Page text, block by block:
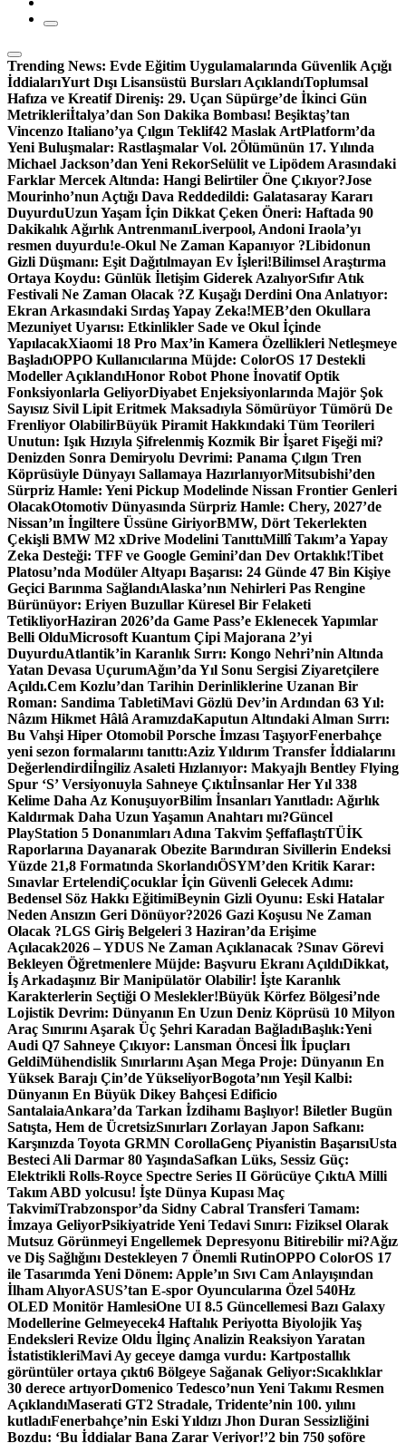
Trending News: Evde Eğitim Uygulamalarında Güvenlik Açığı
İddialarıYurt Dışı Lisansüstü Bursları AçıklandıToplumsal
Hafıza ve Kreatif Direniş: 29. Uçan Süpürge’de İkinci Gün
Metrikleriİtalya’dan Son Dakika Bombası! Beşiktaş’tan
Vincenzo Italiano’ya Çılgın Teklif42 Maslak ArtPlatform’da
Yeni Buluşmalar: Rastlaşmalar Vol. 2Ölümünün 17. Yılında
Michael Jackson’dan Yeni RekorSelülit ve Lipödem Arasındaki
Farklar Mercek Altında: Hangi Belirtiler Öne Çıkıyor?Jose
Mourinho’nun Açtığı Dava Reddedildi: Galatasaray Kararı
DuyurduUzun Yaşam İçin Dikkat Çeken Öneri: Haftada 90
Dakikalık Ağırlık AntrenmanıLiverpool, Andoni Iraola’yı
resmen duyurdu!e-Okul Ne Zaman Kapanıyor ?Libidonun
Gizli Düşmanı: Eşit Dağıtılmayan Ev İşleri!Bilimsel Araştırma
Ortaya Koydu: Günlük İletişim Giderek AzalıyorSıfır Atık
Festivali Ne Zaman Olacak ?Z Kuşağı Derdini Ona Anlatıyor:
Ekran Arkasındaki Sırdaş Yapay Zeka!MEB’den Okullara
Mezuniyet Uyarısı: Etkinlikler Sade ve Okul İçinde
YapılacakXiaomi 18 Pro Max’in Kamera Özellikleri Netleşmeye
BaşladıOPPO Kullanıcılarına Müjde: ColorOS 17 Destekli
Modeller AçıklandıHonor Robot Phone İnovatif Optik
Fonksiyonlarla GeliyorDiyabet Enjeksiyonlarında Majör Şok
Sayısız Sivil Lipit Eritmek Maksadıyla Sömürüyor Tümörü De
Frenliyor OlabilirBüyük Piramit Hakkındaki Tüm Teorileri
Unutun: Işık Hızıyla Şifrelenmiş Kozmik Bir İşaret Fişeği mi?
Denizden Sonra Demiryolu Devrimi: Panama Çılgın Tren
Köprüsüyle Dünyayı Sallamaya HazırlanıyorMitsubishi’den
Sürpriz Hamle: Yeni Pickup Modelinde Nissan Frontier Genleri
OlacakOtomotiv Dünyasında Sürpriz Hamle: Chery, 2027’de
Nissan’ın İngiltere Üssüne GiriyorBMW, Dört Tekerlekten
Çekişli BMW M2 xDrive Modelini TanıttıMillî Takım’a Yapay
Zeka Desteği: TFF ve Google Gemini’dan Dev Ortaklık!Tibet
Platosu’nda Modüler Altyapı Başarısı: 24 Günde 47 Bin Kişiye
Geçici Barınma SağlandıAlaska’nın Nehirleri Pas Rengine
Bürünüyor: Eriyen Buzullar Küresel Bir Felaketi
TetikliyorHaziran 2026’da Game Pass’e Eklenecek Yapımlar
Belli OlduMicrosoft Kuantum Çipi Majorana 2’yi
DuyurduAtlantik’in Karanlık Sırrı: Kongo Nehri’nin Altında
Yatan Devasa UçurumAğın’da Yıl Sonu Sergisi Ziyaretçilere
Açıldı.Cem Kozlu’dan Tarihin Derinliklerine Uzanan Bir
Roman: Sandima TabletiMavi Gözlü Dev’in Ardından 63 Yıl:
Nâzım Hikmet Hâlâ AramızdaKaputun Altındaki Alman Sırrı:
Bu Vahşi Hiper Otomobil Porsche İmzası TaşıyorFenerbahçe
yeni sezon formalarını tanıttı:Aziz Yıldırım Transfer İddialarını
Değerlendirdiİngiliz Asaleti Hızlanıyor: Makyajlı Bentley Flying
Spur ‘S’ Versiyonuyla Sahneye Çıktıİnsanlar Her Yıl 338
Kelime Daha Az KonuşuyorBilim İnsanları Yanıtladı: Ağırlık
Kaldırmak Daha Uzun Yaşamın Anahtarı mı?Güncel
PlayStation 5 Donanımları Adına Takvim ŞeffaflaştıTÜİK
Raporlarına Dayanarak Obezite Barındıran Sivillerin Endeksi
Yüzde 21,8 Formatında SkorlandıÖSYM’den Kritik Karar:
Sınavlar ErtelendiÇocuklar İçin Güvenli Gelecek Adımı:
Bedensel Söz Hakkı EğitimiBeynin Gizli Oyunu: Eski Hatalar
Neden Ansızın Geri Dönüyor?2026 Gazi Koşusu Ne Zaman
Olacak ?LGS Giriş Belgeleri 3 Haziran’da Erişime
Açılacak2026 – YDUS Ne Zaman Açıklanacak ?Sınav Görevi
Bekleyen Öğretmenlere Müjde: Başvuru Ekranı AçıldıDikkat,
İş Arkadaşınız Bir Manipülatör Olabilir! İşte Karanlık
Karakterlerin Seçtiği O Meslekler!Büyük Körfez Bölgesi’nde
Lojistik Devrim: Dünyanın En Uzun Deniz Köprüsü 10 Milyon
Araç Sınırını Aşarak Üç Şehri Karadan BağladıBaşlık:Yeni
Audi Q7 Sahneye Çıkıyor: Lansman Öncesi İlk İpuçları
GeldiMühendislik Sınırlarını Aşan Mega Proje: Dünyanın En
Yüksek Barajı Çin’de YükseliyorBogota’nın Yeşil Kalbi:
Dünyanın En Büyük Dikey Bahçesi Edificio
SantalaiaAnkara’da Tarkan İzdihamı Başlıyor! Biletler Bugün
Satışta, Hem de ÜcretsizSınırları Zorlayan Japon Safkanı:
Karşınızda Toyota GRMN CorollaGenç Piyanistin BaşarısıUsta
Besteci Ali Darmar 80 YaşındaSafkan Lüks, Sessiz Güç:
Elektrikli Rolls-Royce Spectre Series II Görücüye ÇıktıA Milli
Takım ABD yolcusu! İşte Dünya Kupası Maç
TakvimiTrabzonspor’da Sidny Cabral Transferi Tamam:
İmzaya GeliyorPsikiyatride Yeni Tedavi Sınırı: Fiziksel Olarak
Mutsuz Görünmeyi Engellemek Depresyonu Bitirebilir mi?Ağız
ve Diş Sağlığını Destekleyen 7 Önemli RutinOPPO ColorOS 17
ile Tasarımda Yeni Dönem: Apple’ın Sıvı Cam Anlayışından
İlham AlıyorASUS’tan E-spor Oyuncularına Özel 540Hz
OLED Monitör HamlesiOne UI 8.5 Güncellemesi Bazı Galaxy
Modellerine Gelmeyecek4 Haftalık Periyotta Biyolojik Yaş
Endeksleri Revize Oldu İlginç Analizin Reaksiyon Yaratan
İstatistikleriMavi Ay geceye damga vurdu: Kartpostallık
görüntüler ortaya çıktı6 Bölgeye Sağanak Geliyor:Sıcaklıklar
30 derece artıyorDomenico Tedesco’nun Yeni Takımı Resmen
AçıklandıMaserati GT2 Stradale, Tridente’nin 100. yılını
kutladıFenerbahçe’nin Eski Yıldızı Jhon Duran Sessizliğini
Bozdu: ‘Bu İddialar Bana Zarar Veriyor!’2 bin 750 şoföre